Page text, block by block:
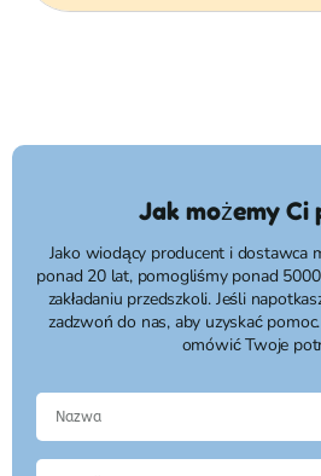
Jak możemy Ci
Jako wiodący producent i dostawca
ponad 20 lat, pomogliśmy ponad
zakładaniu przedszkoli. Jeśli
zadzwoń do nas, aby uzyskać pomoc.
omówić Twoje